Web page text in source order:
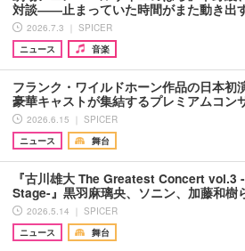
対談――止まっていた時間がまた動き出
2026.7.3 ｜ SPICER
ニュース
音楽
フランク・ワイルドホーン作品の日本初
豪華キャストが集結するプレミアムコン
2026.6.15 ｜ SPICER
ニュース
舞台
『古川雄大 The Greatest Concert vol.3
Stage-』黒羽麻璃央、ソニン、加藤和
2026.5.14 ｜ SPICER
ニュース
舞台